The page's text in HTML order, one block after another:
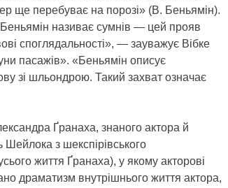
ще перебуває на порозі» (В. Беньямін).
називає сумнів — цей прояв
споглядальності», — зауважує Вібке
пасажів». «Беньямін описує
зі шльондрою. Такий захват означає
Ґранаха, знаного актора й
з шекспірівського
життя Ґранаха), у якому акторові
драматизм внутрішнього життя актора,